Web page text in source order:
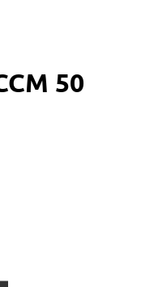
50